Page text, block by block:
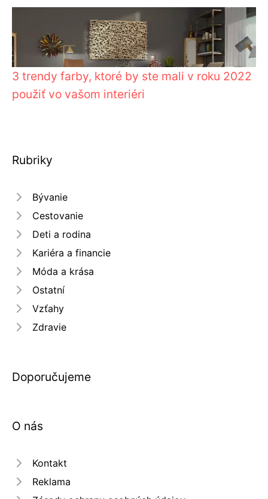
3 trendy farby, ktoré by ste mali v roku 2022
použiť vo vašom interiéri
Rubriky
Bývanie
Cestovanie
Deti a rodina
Kariéra a financie
Móda a krása
Ostatní
Vzťahy
Zdravie
Doporučujeme
O nás
Kontakt
Reklama